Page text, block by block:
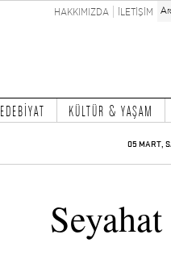
HAKKIMIZDA İLETİŞİM
EDEBİYAT KÜLTÜR & YAŞAM
05 MART,